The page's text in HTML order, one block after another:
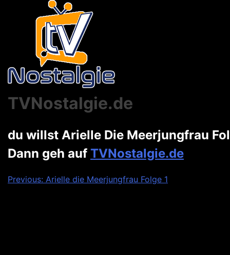
TVNostalgie.de
du willst Arielle Die Meerjungfrau
Dann geh auf TVNostalgie.de
Beitragsnavigation
Previous: Arielle die Meerjungfrau Folge 1